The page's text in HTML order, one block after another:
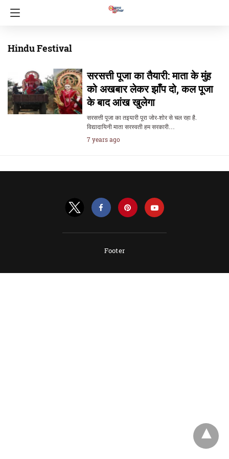
Hindu Festival
सरसत्ती पूजा का तैयारी: माता के मुंह
को अखबार लेकर झाँप दो, कल पूजा
के बाद आंख खुलेगा
सरसत्ती पूजा का तइयारी पूरा जोर-शोर से चल रहा है.
विद्यादायिनी माता सरस्वती हम सरकारी…
7 years ago
Footer